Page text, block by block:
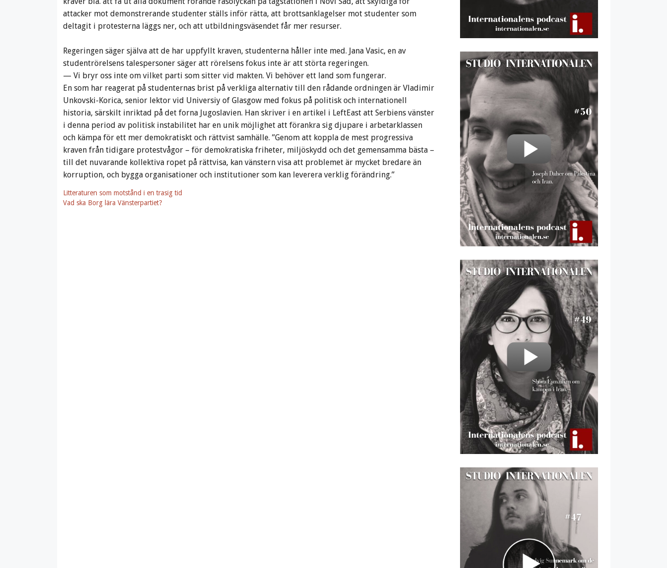
attacker mot demonstrerande studenter ställs inför rätta, att brottsanklagelser mot studenter som
deltagit i protesterna läggs ner, och att utbildningsväsendet får mer resurser.
Regeringen säger själva att de har uppfyllt kraven, studenterna håller inte med. Jana Vasic, en av
studentrörelsens talespersoner säger att rörelsens fokus inte är att störta regeringen.
— Vi bryr oss inte om vilket parti som sitter vid makten. Vi behöver ett land som fungerar.
En som har reagerat på studenternas brist på verkliga alternativ till den rådande ordningen är Vladimir
Unkovski-Korica, senior lektor vid Universiy of Glasgow med fokus på politisk och internationell
historia, särskilt inriktad på det forna Jugoslavien. Han skriver i en artikel i LeftEast att Serbiens vänster
i denna period av politisk instabilitet har en unik möjlighet att förankra sig djupare i arbetarklassen
och kämpa för ett mer demokratiskt och rättvist samhälle. ”Genom att koppla de mest progressiva
kraven från tidigare protestvågor – för demokratiska friheter, miljöskydd och det gemensamma bästa –
till det nuvarande kollektiva ropet på rättvisa, kan vänstern visa att problemet är mycket bredare än
korruption, och bygga organisationer och institutioner som kan leverera verklig förändring.”
Litteraturen som motstånd i en trasig tid
Vad ska Borg lära Vänsterpartiet?